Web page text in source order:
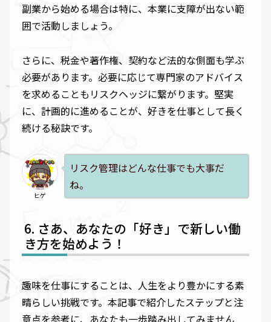
副業から始める場合は特に、本業に支障が出ない範
囲で活動しましょう。
さらに、税金や著作権、契約など法的な側面も学ぶ
必要があります。必要に応じて専門家のアドバイス
を求めることもリスクヘッジに繋がります。堅実
に、計画的に進めることが、好きを仕事として長く
続ける秘訣です。
ヒゲ
リスク管理はどんな仕事でも大事だ
ね。
さあ、あなたの「好き」で新しい働
き方を始めよう！
趣味を仕事にすることは、人生をより豊かにする素
晴らしい挑戦です。本記事で紹介したステップと注
意点を参考に、あなたも一歩踏み出してみません